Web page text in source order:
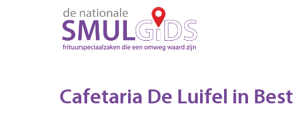
Cafetaria De Luifel in Best